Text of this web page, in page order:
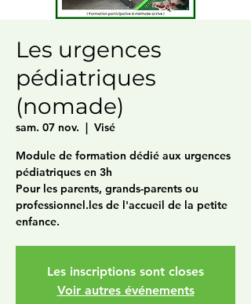
Les urgences
pédiatriques
(nomade)
sam. 07 nov.
  |
Visé
Module de formation dédié aux urgences
pédiatriques en 3h
Pour les parents, grands-parents ou
professionnel.les de l'accueil de la petite
enfance.
Les inscriptions sont closes
Voir autres événements